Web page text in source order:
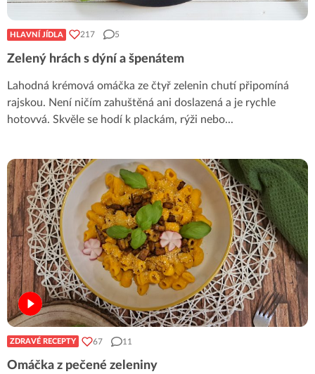
HLAVNÍ JÍDLA 217 5
Zelený hrách s dýní a špenátem
Lahodná krémová omáčka ze čtyř zelenin chutí připomíná
rajskou. Není ničím zahuštěná ani doslazená a je rychle
hotovvá. Skvěle se hodí k plackám, rýži nebo...
ZDRAVÉ RECEPTY 67 11
Omáčka z pečené zeleniny